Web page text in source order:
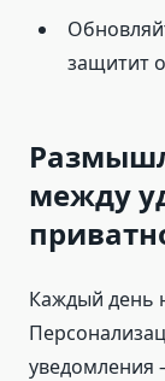
защитит
между
Каждый день
уведомления